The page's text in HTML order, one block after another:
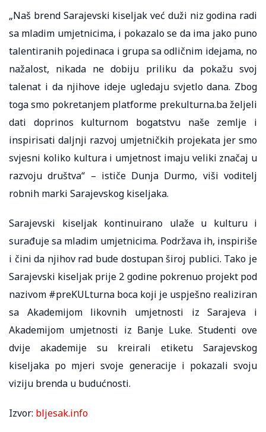
„Naš brend Sarajevski kiseljak već duži niz godina radi
sa mladim umjetnicima, i pokazalo se da ima jako puno
talentiranih pojedinaca i grupa sa odličnim idejama, no
nažalost, nikada ne dobiju priliku da pokažu svoj
talenat i da njihove ideje ugledaju svjetlo dana. Zbog
toga smo pokretanjem platforme prekulturna.ba željeli
dati doprinos kulturnom bogatstvu naše zemlje i
inspirisati daljnji razvoj umjetničkih projekata jer smo
svjesni koliko kultura i umjetnost imaju veliki značaj u
razvoju društva“ – ističe Dunja Durmo, viši voditelj
robnih marki Sarajevskog kiseljaka.
Sarajevski kiseljak kontinuirano ulaže u kulturu i
surađuje sa mladim umjetnicima. Podržava ih, inspiriše
i čini da njihov rad bude dostupan široj publici. Tako je
Sarajevski kiseljak prije 2 godine pokrenuo projekt pod
nazivom #preKULturna boca koji je uspješno realiziran
sa Akademijom likovnih umjetnosti iz Sarajeva i
Akademijom umjetnosti iz Banje Luke. Studenti ove
dvije akademije su kreirali etiketu Sarajevskog
kiseljaka po mjeri svoje generacije i pokazali svoju
viziju brenda u budućnosti.
Izvor: bljesak.info